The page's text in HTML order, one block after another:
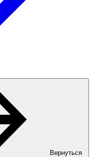
Вернуться